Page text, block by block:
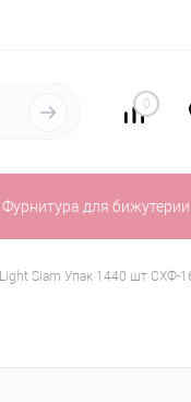
0
Фурнитура для бижутерии
Siam Упак 1440 шт СХФ-